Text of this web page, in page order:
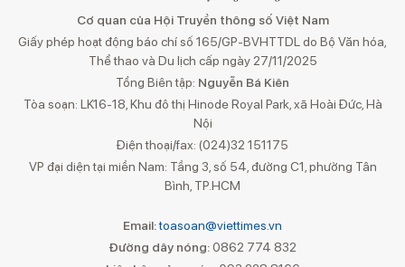
Cơ quan của Hội Truyền thông số Việt Nam
Giấy phép hoạt động báo chí số 165/GP-BVHTTDL do Bộ Văn hóa,
Thể thao và Du lịch cấp ngày 27/11/2025
Tổng Biên tập: Nguyễn Bá Kiên
Tòa soạn: LK16-18, Khu đô thị Hinode Royal Park, xã Hoài Đức, Hà
Nội
Điện thoại/fax: (024)32 151175
VP đại diện tại miền Nam: Tầng 3, số 54, đường C1, phường Tân
Bình, TP.HCM
Email:toasoan@viettimes.vn
Đường dây nóng: 0862 774 832